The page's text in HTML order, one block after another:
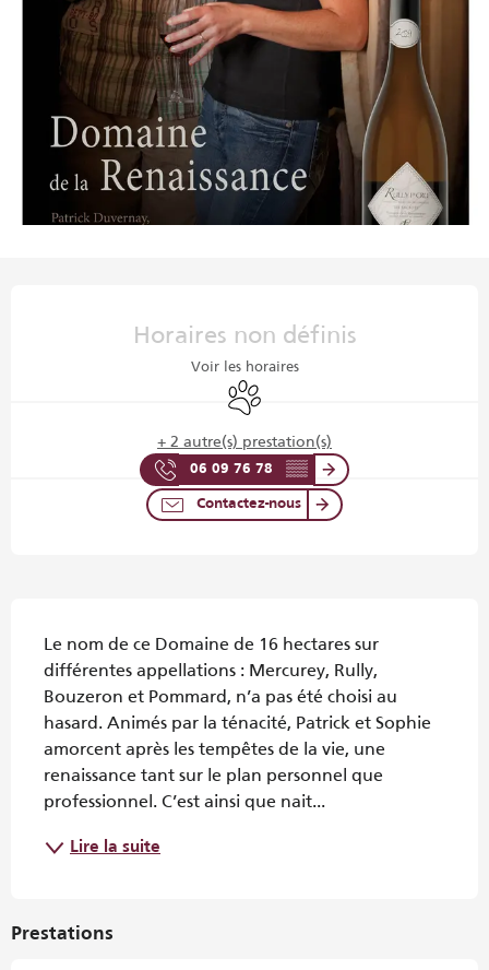
Horaires non définis
Voir les horaires
Animaux acceptés
+ 2 autre(s) prestation(s)
06 09 76 78 ▒▒
Contactez-nous
Le nom de ce Domaine de 16 hectares sur
différentes appellations : Mercurey, Rully,
Bouzeron et Pommard, n’a pas été choisi au
hasard. Animés par la ténacité, Patrick et Sophie
amorcent après les tempêtes de la vie, une
renaissance tant sur le plan personnel que
professionnel. C’est ainsi que nait...
Lire la suite
Prestations